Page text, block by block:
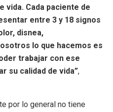
vida. Cada paciente de
entre 3 y 18 signos
disnea,
lo que hacemos es
trabajar con ese
su calidad de vida”,
por lo general no tiene